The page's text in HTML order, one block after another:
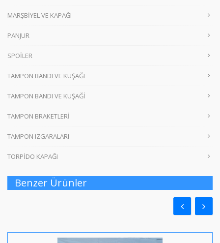
MARŞBİYEL VE KAPAĞI
PANJUR
SPOİLER
TAMPON BANDI VE KUŞAĞI
TAMPON BANDI VE KUŞAĞİ
TAMPON BRAKETLERİ
TAMPON IZGARALARI
TORPİDO KAPAĞI
Benzer Ürünler